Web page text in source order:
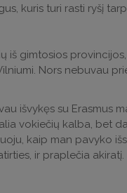
kuris turi rasti ryšį
iš gimtosios
Nors nebuvau
išvykęs su Erasmus
vokiečių kalba, bet
kaip man pavyko
ir praplečia akiratį.